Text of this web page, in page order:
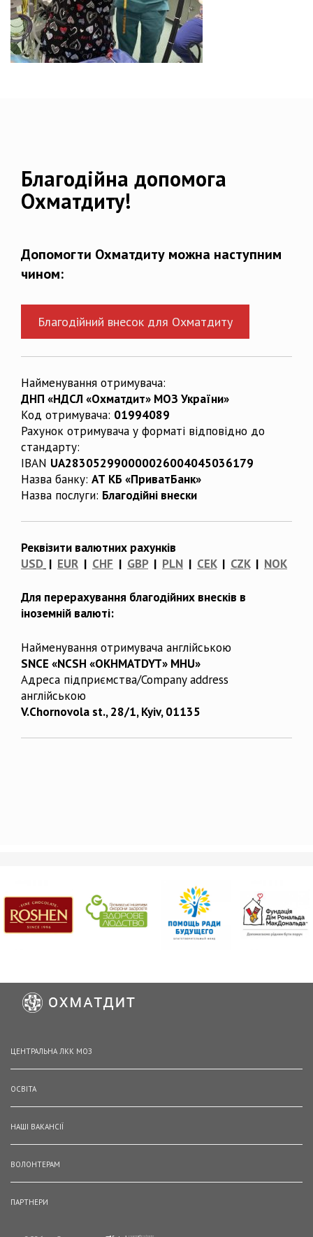
Благодійна допомога
Охматдиту!
Допомогти Охматдиту можна наступним
чином:
Благодійний внесок для Охматдиту
Найменування отримувача:
ДНП «НДСЛ «Охматдит» МОЗ України»
Код отримувача: 01994089
Рахунок отримувача у форматі відповідно до
стандарту:
IBAN UA283052990000026004045036179
Назва банку: АТ КБ «ПриватБанк»
Назва послуги: Благодійні внески
Реквізити валютних рахунків
USD | EUR | CHF | GBP| PLN | CEK| CZK| NOK
Для перерахування благодійних внесків в
іноземній валюті:
Найменування отримувача англійською
SNCE «NCSH «OKHMATDYT» MHU»
Адреса підприємства/Company address
англійською
V.Chornovola st., 28/1, Kyiv, 01135
ЦЕНТРАЛЬНА ЛКК МОЗ
ОСВІТА
НАШІ ВАКАНСІЇ
ВОЛОНТЕРАМ
ПАРТНЕРИ